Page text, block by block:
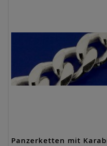
Panzerketten mit